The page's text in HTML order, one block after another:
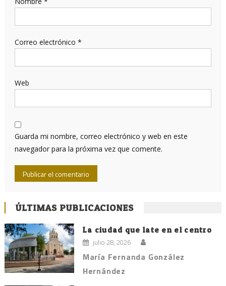
Correo electrónico *
Web
Guarda mi nombre, correo electrónico y web en este
navegador para la próxima vez que comente.
ÚLTIMAS PUBLICACIONES
La ciudad que late en el centro
julio 28, 2026
María Fernanda González
Hernández